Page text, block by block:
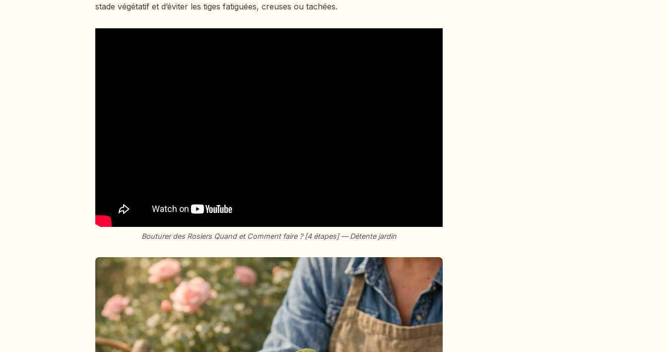
stade végétatif et d’éviter les tiges fatiguées, creuses ou tachées.
Bouturer des Rosiers Quand et Comment faire ? [4 étapes] — Détente jardin